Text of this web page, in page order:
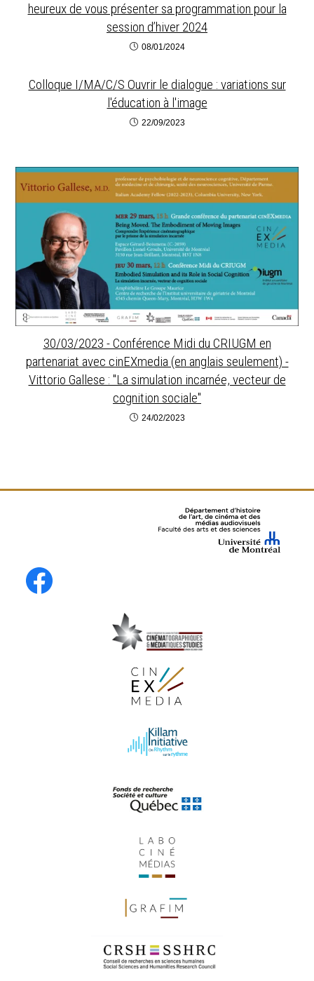
heureux de vous présenter sa programmation pour la
session d’hiver 2024
08/01/2024
Colloque I/MA/C/S Ouvrir le dialogue : variations sur
l'éducation à l'image
22/09/2023
30/03/2023 - Conférence Midi du CRIUGM en
partenariat avec cinEXmedia (en anglais seulement) -
Vittorio Gallese : "La simulation incarnée, vecteur de
cognition sociale"
24/02/2023